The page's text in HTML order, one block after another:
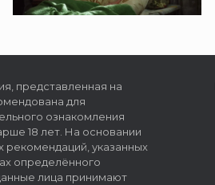
представленная на
для
ознакомления
18 лет. На основании
рекомендаций, указанных
определённого
лица принимают